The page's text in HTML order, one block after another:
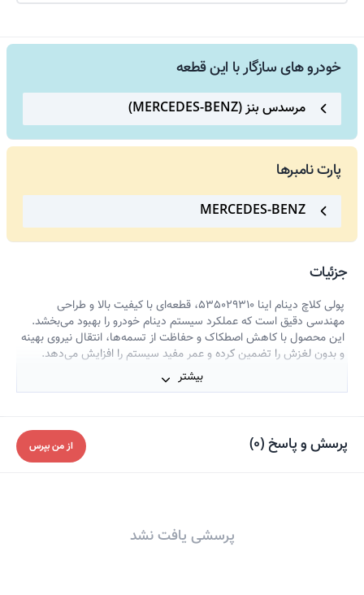
خودرو های سازگار با این قطعه
مرسدس بنز (MERCEDES-BENZ)
پارت نامبرها
MERCEDES-BENZ
جزئیات
پولی کلاچ دینام اینا 535029310، قطعه‌ای با کیفیت بالا و طراحی
مهندسی دقیق است که عملکرد سیستم دینام خودرو را بهبود می‌بخشد.
این محصول با کاهش اصطکاک و حفاظت از تسمه‌ها، انتقال نیروی بهینه
و بدون لغزش را تضمین کرده و عمر مفید سیستم را افزایش می‌دهد.
M274، انتخابی ایده‌آل برای تضمین پایداری و بهره‌وری در عملکرد سیستم
بیشتر
پرسش و پاسخ (
0
) از من بپرس
پرسشی یافت نشد